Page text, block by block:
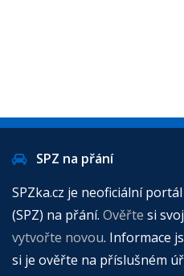
SPZ na přání
SPZka.cz je neoficiální
(SPZ) na přání. Ověřte si
vytvořte novou. Informace
si je ověřte na příslušném